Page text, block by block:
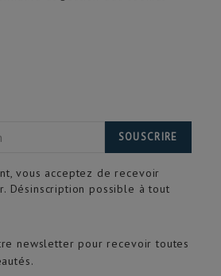
newsletter pour recevoir toutes
SOUSCRIRE
vous acceptez de recevoir
Désinscription possible à tout